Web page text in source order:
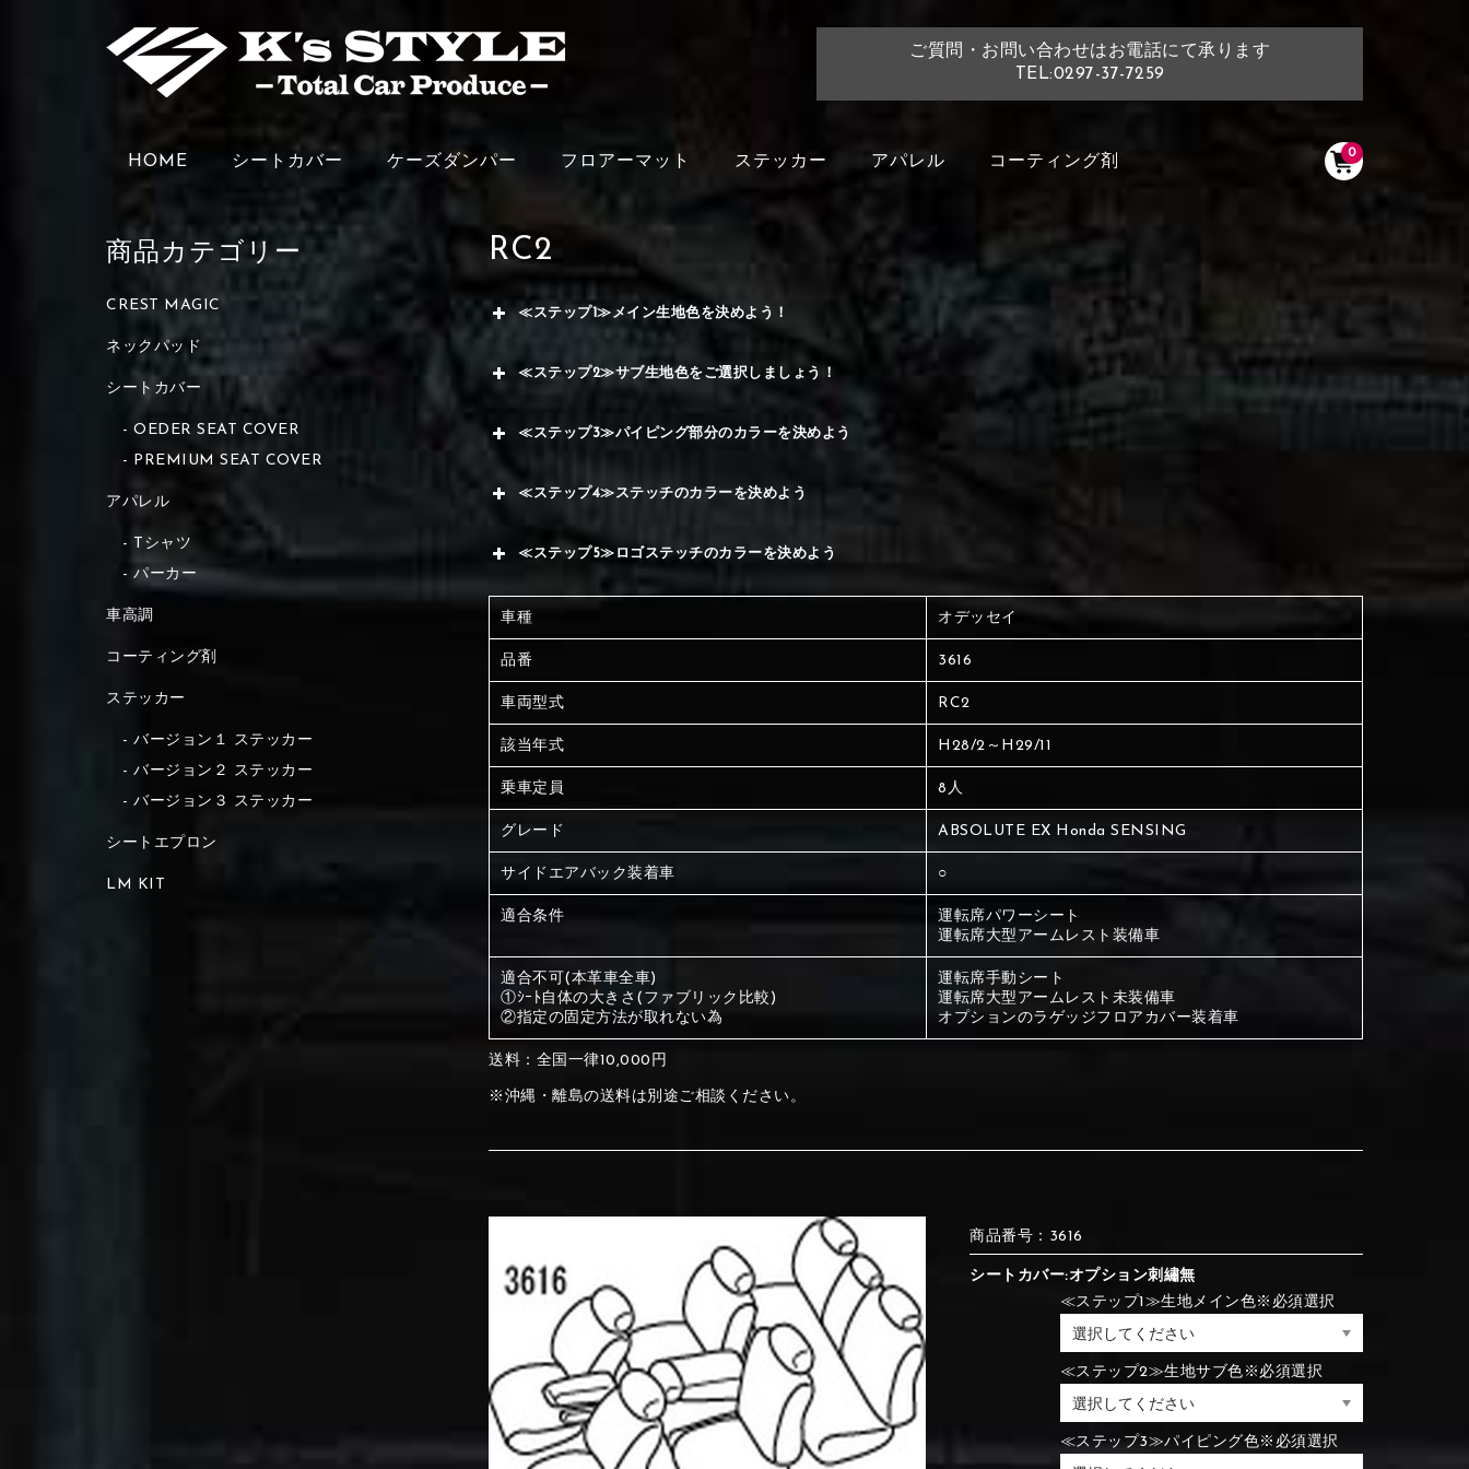
ご質問・お問い合わせはお電話にて承ります
TEL:0297-37-7259
0
HOME シートカバー ケーズダンパー フロアーマット ステッカー アパレル コーティング剤
RC2
≪ステップ1≫メイン生地色を決めよう！
赤く塗られている場所を選択
ください
⑤Dark Brown ⑥Yellow
⑨Pink ⑩White ⑪Black
≪ステップ2≫サブ生地色をご選択しましょう！
赤く塗られている部分にカラ
ー選択ください
①Beige
⑤Dark Brown ⑥Yellow ⑦Blue ⑧Orange
≪ステップ3≫パイピング部分のカラーを決めよう
ください
刺繍は下記21種類からご選択ください。
②Gray ③Red
⑤Dark Brown ⑥Yellow ⑦Blue ⑧Orange
≪ステップ4≫ステッチのカラーを決めよう
赤く塗られている場所を選択
ください
刺繍は下記21種類からご選択ください。
②Gray ③Light gray
⑤Ivory ⑥Red ⑦Wine-red ⑧Yellow
≪ステップ5≫ロゴステッチのカラーを決めよう
赤く塗られている場所を選択
ください
②Gray ③Light gray
⑤Ivory ⑥Red
車種 オデッセイ
品番 3616
車両型式 RC2
該当年式 H28/2～H29/11
乗車定員 8人
グレード ABSOLUTE EX Honda SENSING
サイドエアバック装着車 ○
適合条件
運転席パワーシート
運転席大型アームレスト装備車
適合不可(本革車全車)
①ｼｰﾄ自体の大きさ(ファブリック比較)
②指定の固定方法が取れない為
運転席手動シート
運転席大型アームレスト未装備車
オプションのラゲッジフロアカバー装着車
送料：全国一律10,000円
※沖縄・離島の送料は別途ご相談ください。
商品番号：3616
シートカバー:オプション刺繡無
≪ステップ1≫生地メイン色※必須選択
≪ステップ2≫生地サブ色※必須選択
≪ステップ3≫パイピング色※必須選択
商品カテゴリー
CREST MAGIC
ネックパッド
シートカバー
OEDER SEAT COVER
PREMIUM SEAT COVER
アパレル
Tシャツ
パーカー
車高調
コーティング剤
ステッカー
バージョン１ ステッカー
バージョン２ ステッカー
バージョン３ ステッカー
シートエプロン
LM KIT